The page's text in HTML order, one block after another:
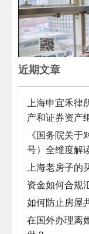
近期文章
上海申宜禾
产和证券资产
《国务院关
号）全维度解
上海老房子的
资金如何合规
如何防止房屋
在国外办理离